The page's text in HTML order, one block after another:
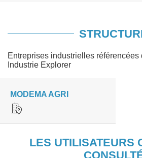
Entreprises industrielles référencées
Industrie Explorer
MODEMA AGRI
LES UTILISATEURS